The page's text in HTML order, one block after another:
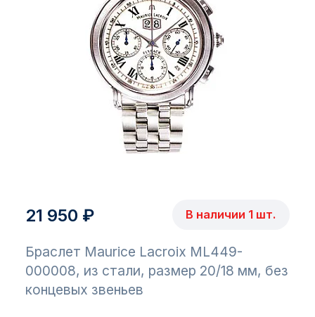
21 950 ₽ В наличии 1 шт.
Браслет Maurice Lacroix ML449-
000008, из стали, размер 20/18 мм, без
концевых звеньев